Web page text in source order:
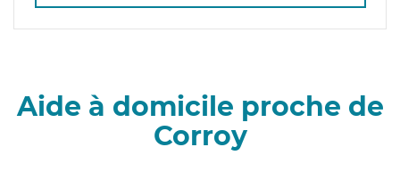
Aide à domicile proche de
Corroy